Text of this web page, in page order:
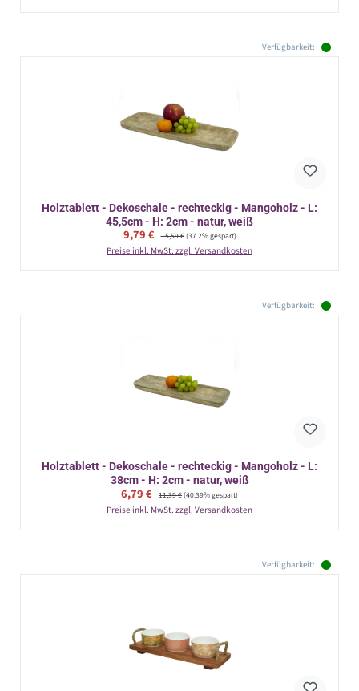
Verfügbarkeit:
Holztablett - Dekoschale - rechteckig - Mangoholz - L:
45,5cm - H: 2cm - natur, weiß
Verkaufspreis:
9,79 € Regulärer Preis:
15,59 €(37.2% gespart)
Preise inkl. MwSt. zzgl. Versandkosten
Verfügbarkeit:
Holztablett - Dekoschale - rechteckig - Mangoholz - L:
38cm - H: 2cm - natur, weiß
Verkaufspreis:
6,79 € Regulärer Preis:
11,39 €(40.39% gespart)
Preise inkl. MwSt. zzgl. Versandkosten
Verfügbarkeit: